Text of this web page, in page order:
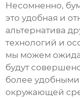
Несомненно,
это удобная и
альтернатива
технологий и
мы можем
будут
более
окружающей